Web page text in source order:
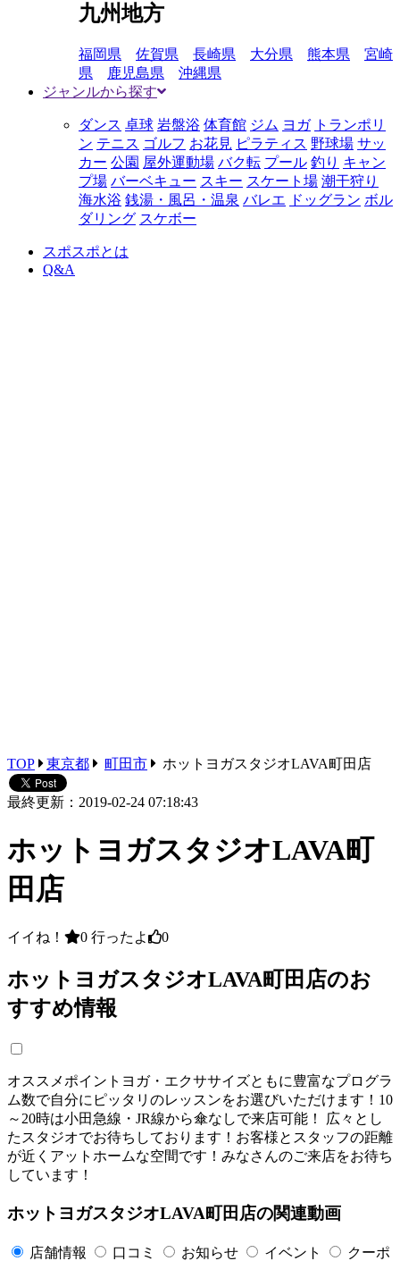
九州地方
福岡県 佐賀県 長崎県 大分県 熊本県
宮崎
県
鹿児島県
沖縄県
ジャンルから探す
ダンス 卓球 岩盤浴 体育館 ジム ヨガ トランポリ
ン テニス ゴルフ お花見 ピラティス 野球場 サッ
カー 公園 屋外運動場 バク転 プール 釣り キャン
プ場 バーベキュー スキー スケート場 潮干狩り
海水浴 銭湯・風呂・温泉 バレエ ドッグラン ボル
ダリング スケボー
スポスポとは
Q&A
TOP 東京都 町田市 ホットヨガスタジオLAVA町田店
最終更新：2019-02-24 07:18:43
ホットヨガスタジオLAVA町
田店
イイね！ 0 行ったよ 0
ホットヨガスタジオLAVA町田店のお
すすめ情報
オススメポイントヨガ・エクササイズともに豊富なプログラ
ム数で自分にピッタリのレッスンをお選びいただけます！10
～20時は小田急線・JR線から傘なしで来店可能！ 広々とし
たスタジオでお待ちしております！お客様とスタッフの距離
が近くアットホームな空間です！みなさんのご来店をお待ち
しています！
ホットヨガスタジオLAVA町田店の関連動画
店舗情報 口コミ お知らせ イベント
クーポ